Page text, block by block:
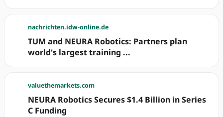
nachrichten.idw-online.de
TUM and NEURA Robotics: Partners plan
world's largest training ...
valuethemarkets.com
NEURA Robotics Secures $1.4 Billion in Series
C Funding